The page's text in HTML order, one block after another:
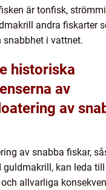
är tonfisk,
andra fiskarter
snabbhet i vattnet.
historiska
av
av
av snabba fiskar,
guldmakrill, kan leda
allvarliga